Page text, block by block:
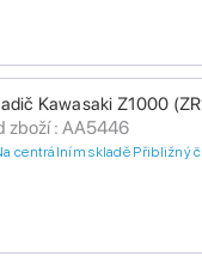
Kawasaki Z1000
zboží : AA5446
centrálním skladě Přibližný